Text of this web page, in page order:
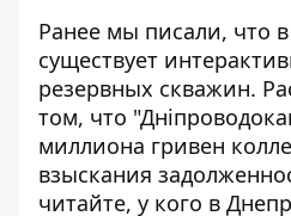
Ранее мы писали, что
существует
резервных скважин.
том, что
миллиона гривен
взыскания
читайте, у кого в